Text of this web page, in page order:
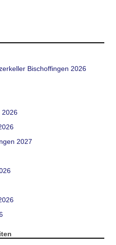
Bischoffingen 2026
2026
2027